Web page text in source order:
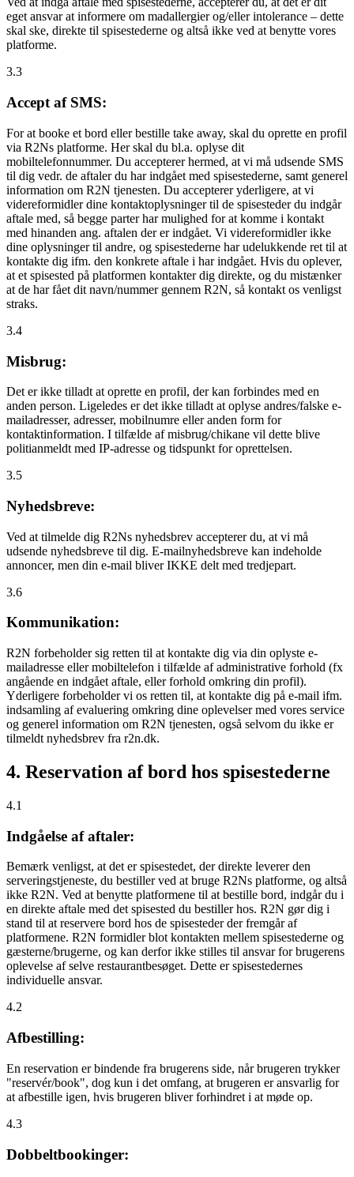
eget ansvar at informere om madallergier og/eller intolerance – dette
skal ske, direkte til spisestederne og altså ikke ved at benytte vores
platforme.
3.3
Accept af SMS:
For at booke et bord eller bestille take away, skal du oprette en profil
via R2Ns platforme. Her skal du bl.a. oplyse dit
mobiltelefonnummer. Du accepterer hermed, at vi må udsende SMS
til dig vedr. de aftaler du har indgået med spisestederne, samt generel
information om R2N tjenesten. Du accepterer yderligere, at vi
videreformidler dine kontaktoplysninger til de spisesteder du indgår
aftale med, så begge parter har mulighed for at komme i kontakt
med hinanden ang. aftalen der er indgået. Vi videreformidler ikke
dine oplysninger til andre, og spisestederne har udelukkende ret til at
kontakte dig ifm. den konkrete aftale i har indgået. Hvis du oplever,
at et spisested på platformen kontakter dig direkte, og du mistænker
at de har fået dit navn/nummer gennem R2N, så kontakt os venligst
straks.
3.4
Misbrug:
Det er ikke tilladt at oprette en profil, der kan forbindes med en
anden person. Ligeledes er det ikke tilladt at oplyse andres/falske e-
mailadresser, adresser, mobilnumre eller anden form for
kontaktinformation. I tilfælde af misbrug/chikane vil dette blive
politianmeldt med IP-adresse og tidspunkt for oprettelsen.
3.5
Nyhedsbreve:
Ved at tilmelde dig R2Ns nyhedsbrev accepterer du, at vi må
udsende nyhedsbreve til dig. E-mailnyhedsbreve kan indeholde
annoncer, men din e-mail bliver IKKE delt med tredjepart.
3.6
Kommunikation:
R2N forbeholder sig retten til at kontakte dig via din oplyste e-
mailadresse eller mobiltelefon i tilfælde af administrative forhold (fx
angående en indgået aftale, eller forhold omkring din profil).
Yderligere forbeholder vi os retten til, at kontakte dig på e-mail ifm.
indsamling af evaluering omkring dine oplevelser med vores service
og generel information om R2N tjenesten, også selvom du ikke er
tilmeldt nyhedsbrev fra r2n.dk.
4. Reservation af bord hos spisestederne
4.1
Indgåelse af aftaler:
Bemærk venligst, at det er spisestedet, der direkte leverer den
serveringstjeneste, du bestiller ved at bruge R2Ns platforme, og altså
ikke R2N. Ved at benytte platformene til at bestille bord, indgår du i
en direkte aftale med det spisested du bestiller hos. R2N gør dig i
stand til at reservere bord hos de spisesteder der fremgår af
platformene. R2N formidler blot kontakten mellem spisestederne og
gæsterne/brugerne, og kan derfor ikke stilles til ansvar for brugerens
oplevelse af selve restaurantbesøget. Dette er spisestedernes
individuelle ansvar.
4.2
Afbestilling:
En reservation er bindende fra brugerens side, når brugeren trykker
"reservér/book", dog kun i det omfang, at brugeren er ansvarlig for
at afbestille igen, hvis brugeren bliver forhindret i at møde op.
4.3
Dobbeltbookinger: